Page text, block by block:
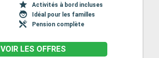
Activités à bord incluses
Idéal pour les familles
Pension complète
VOIR LES OFFRES